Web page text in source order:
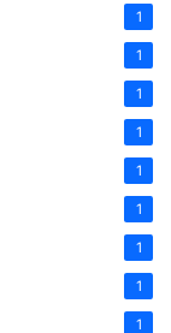
1
1
1
1
1
1
1
1
1